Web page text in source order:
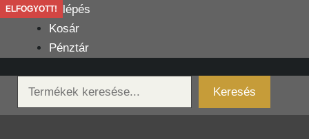
Kilépés
tartalomba
Belépés
Kosár
Pénztár
Keresés
Keresés
ELFOGYOTT!